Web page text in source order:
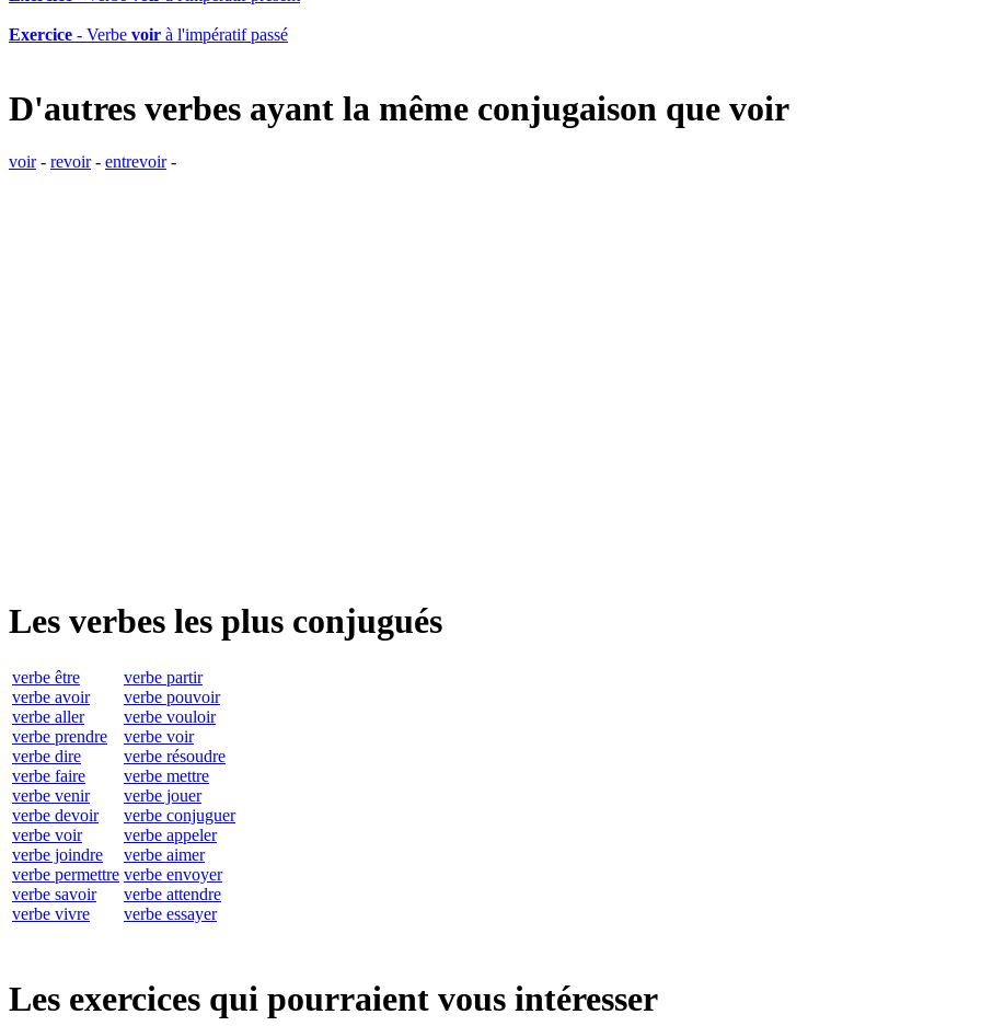
Exercice - Verbe voir à l'impératif passé
D'autres verbes ayant la même conjugaison que voir
voir- revoir- entrevoir-
Les verbes les plus conjugués
verbe être
verbe avoir
verbe aller
verbe prendre
verbe dire
verbe faire
verbe venir
verbe devoir
verbe voir
verbe joindre
verbe permettre
verbe savoir
verbe vivre
verbe partir
verbe pouvoir
verbe vouloir
verbe voir
verbe résoudre
verbe mettre
verbe jouer
verbe conjuguer
verbe appeler
verbe aimer
verbe envoyer
verbe attendre
verbe essayer
Les exercices qui pourraient vous intéresser